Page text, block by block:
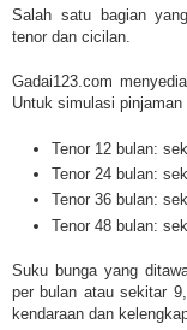
Salah satu bagian
tenor dan cicilan.
Gadai123.com
Untuk simulasi
Tenor 12 bulan:
Tenor 24 bulan:
Tenor 36 bulan:
Tenor 48 bulan:
Suku bunga yang
per bulan atau sekitar
kendaraan dan